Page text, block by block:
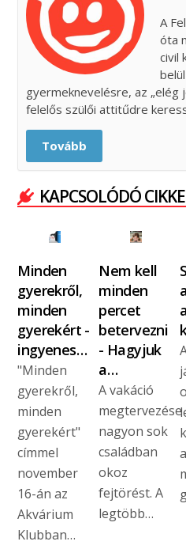
A
óta
civil
gyermeknevelésre, az „elég
felelős szülői attitűdre
Tovább
KAPCSOLÓDÓ
Minden
gyerekről,
minden
gyerekért -
ingyenes…
"Minden
gyerekről,
minden
gyerekért"
címmel
november
16-án az
Akvárium
Klubban…
Nem kell
minden
percet
betervezni
- Hagyjuk
a…
A vakáció
megtervezése
nagyon sok
családban
okoz
fejtörést. A
legtöbb…